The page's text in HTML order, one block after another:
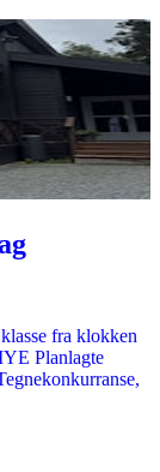
fra klokken
Planlagte